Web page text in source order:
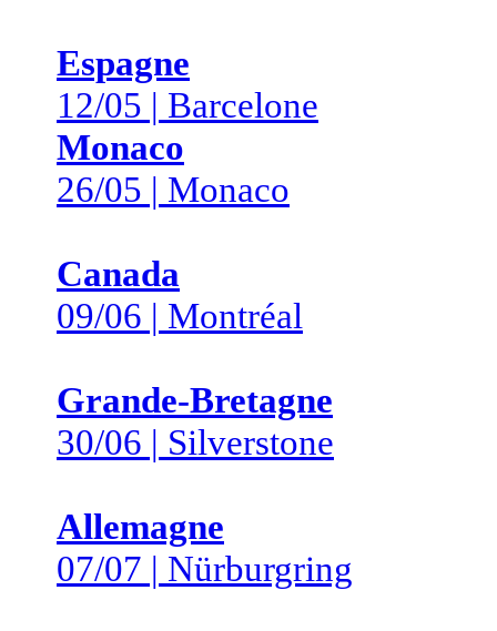
Espagne
12/05 | Barcelone
Monaco
26/05 | Monaco
Canada
09/06 | Montréal
Grande-Bretagne
30/06 | Silverstone
Allemagne
07/07 | Nürburgring